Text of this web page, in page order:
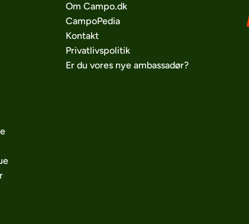
Om Campo.dk
CampoPedia
Kontakt
Privatlivspolitik
Er du vores nye ambassadør?